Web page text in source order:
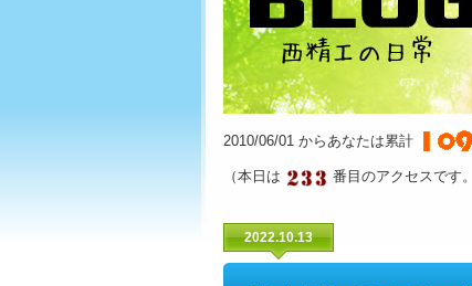
2010/06/01 からあなたは累計
（本日は 番目のアクセスで
2022.10.13